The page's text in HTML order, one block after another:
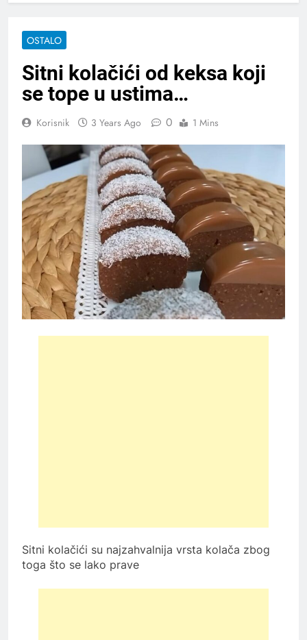
OSTALO
Sitni kolačići od keksa koji
se tope u ustima…
Korisnik 3 Years Ago 0 1 Mins
Sitni kolačići su najzahvalnija vrsta kolača zbog
toga što se lako prave